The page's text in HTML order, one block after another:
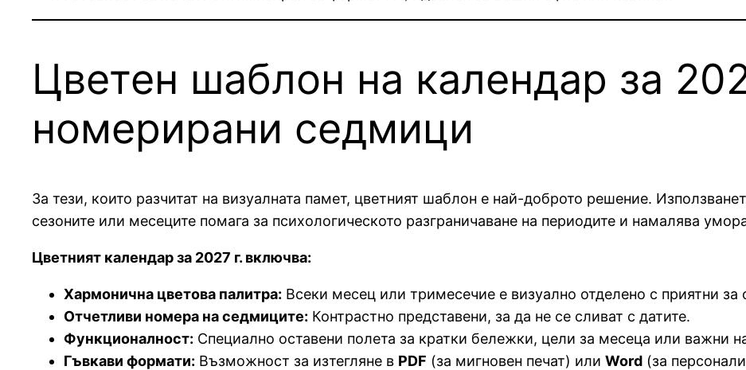
Цветен шаблон на календар за
номерирани седмици
За тези, които разчитат на визуалната памет, цветният шаблон е най-доброто решение.
сезоните или месеците помага за психологическото разграничаване на периодите и намалява
Цветният календар за 2027 г. включва:
Хармонична цветова палитра: Всеки месец или тримесечие е визуално отделено с приятни за
Отчетливи номера на седмиците: Контрастно представени, за да не се сливат с датите.
Функционалност: Специално оставени полета за кратки бележки, цели за месеца или важни
Гъвкави формати: Възможност за изтегляне в PDF (за мигновен печат) или Word (за